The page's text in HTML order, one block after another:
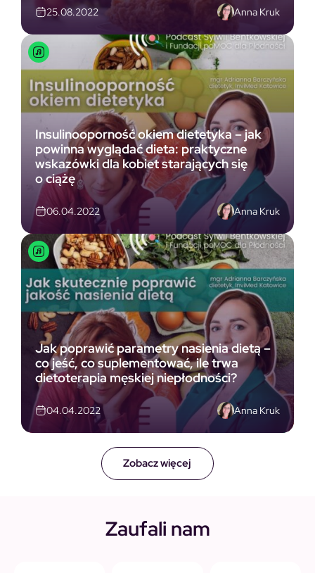
Zobacz więcej
25.08.2022 Anna Kruk
Insulinooporność okiem dietetyka – jak
powinna wyglądać dieta: praktyczne
wskazówki dla kobiet starających się
o ciążę
06.04.2022 Anna Kruk
Jak poprawić parametry nasienia dietą –
co jeść, co suplementować, ile trwa
dietoterapia męskiej niepłodności?
04.04.2022 Anna Kruk
Zaufali nam